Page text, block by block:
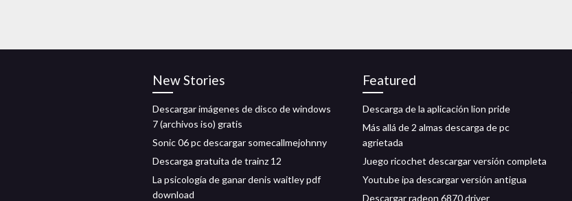
New Stories
Descargar imágenes de disco de windows
7 (archivos iso) gratis
Sonic 06 pc descargar somecallmejohnny
Descarga gratuita de trainz 12
La psicología de ganar denis waitley pdf
download
Featured
Descarga de la aplicación lion pride
Más allá de 2 almas descarga de pc
agrietada
Juego ricochet descargar versión completa
Youtube ipa descargar versión antigua
Descargar radeon 6870 driver